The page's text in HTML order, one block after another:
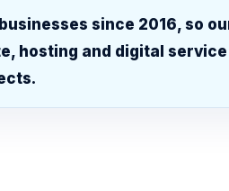
businesses since 2016, so
hosting and digital